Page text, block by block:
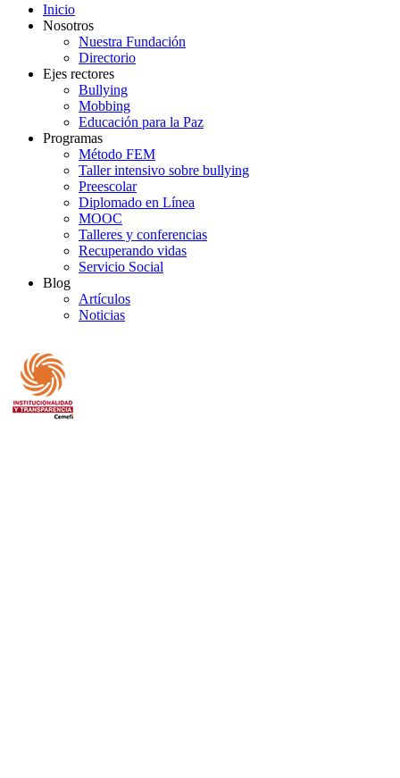
Inicio
Nosotros
Nuestra Fundación
Directorio
Ejes rectores
Bullying
Mobbing
Educación para la Paz
Programas
Método FEM
Taller intensivo sobre bullying
Preescolar
Diplomado en Línea
MOOC
Talleres y conferencias
Recuperando vidas
Servicio Social
Blog
Artículos
Noticias